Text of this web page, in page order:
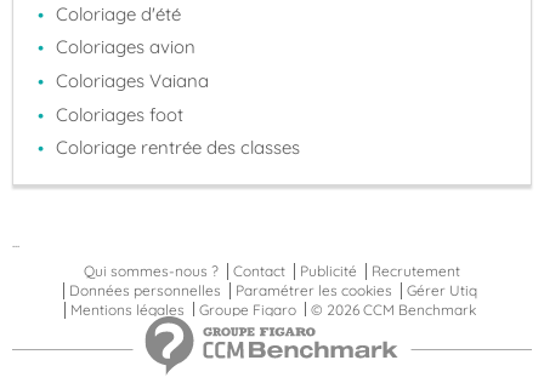
Coloriage d'été
Coloriages avion
Coloriages Vaiana
Coloriages foot
Coloriage rentrée des classes
Qui sommes-nous ?
Contact Publicité
Recrutement
Données personnelles
Paramétrer les cookies
Gérer Utiq
Mentions légales
Groupe Figaro © 2026 CCM Benchmark